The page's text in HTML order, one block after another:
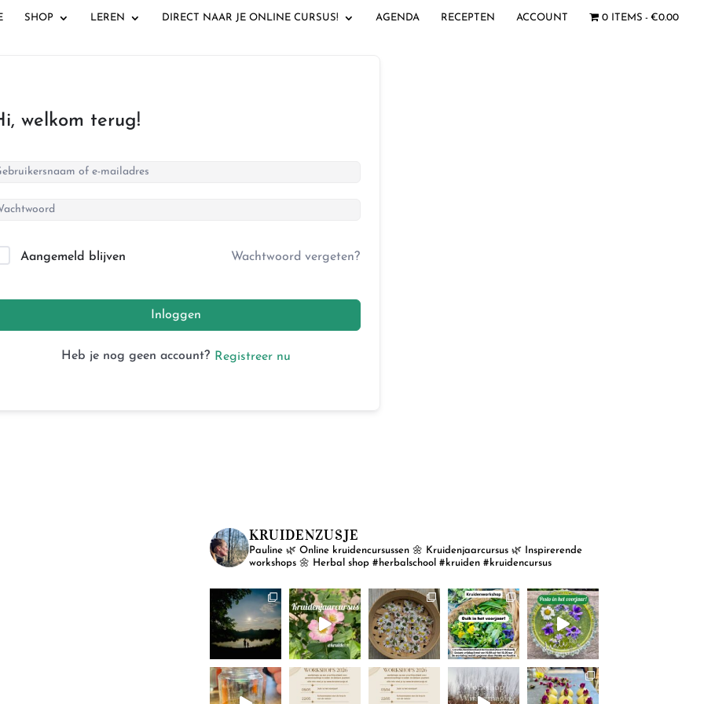
SHOP LEREN DIRECT NAAR JE ONLINE CURSUS! AGENDA RECEPTEN ACCOUNT 0 ITEMS €0.00
welkom terug!
Aangemeld blijven Wachtwoord vergeten?
Inloggen
Heb je nog geen account? Registreer nu
KRUIDENZUSJE
Pauline🌿 Online kruidencursussen🌼 Kruidenjaarcursus🌿 Inspirerende
workshops🌼 Herbal shop #herbalschool #kruiden #kruidencursus